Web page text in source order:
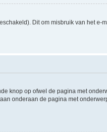
Dit om misbruik van het e-
knop op ofwel de pagina met
onderaan de pagina met